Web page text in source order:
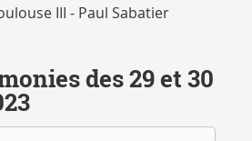
III - Paul Sabatier
des 29 et 30